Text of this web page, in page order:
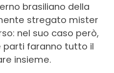
brasiliano della
stregato mister
nel suo caso però,
parti faranno tutto il
insieme.